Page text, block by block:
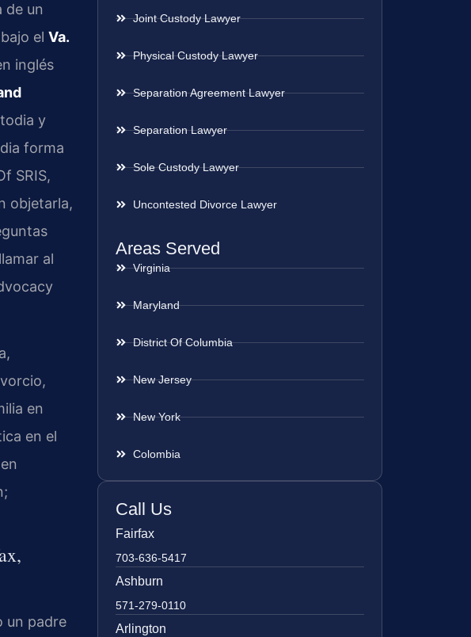
de un
el Va.
inglés
y
forma
SRIS,
objetarla,
al
en
en el
un padre
Joint Custody Lawyer
Physical Custody Lawyer
Separation Agreement Lawyer
Separation Lawyer
Sole Custody Lawyer
Uncontested Divorce Lawyer
Areas Served
Virginia
Maryland
District Of Columbia
New Jersey
New York
Colombia
Call Us
Fairfax
703-636-5417
Ashburn
571-279-0110
Arlington